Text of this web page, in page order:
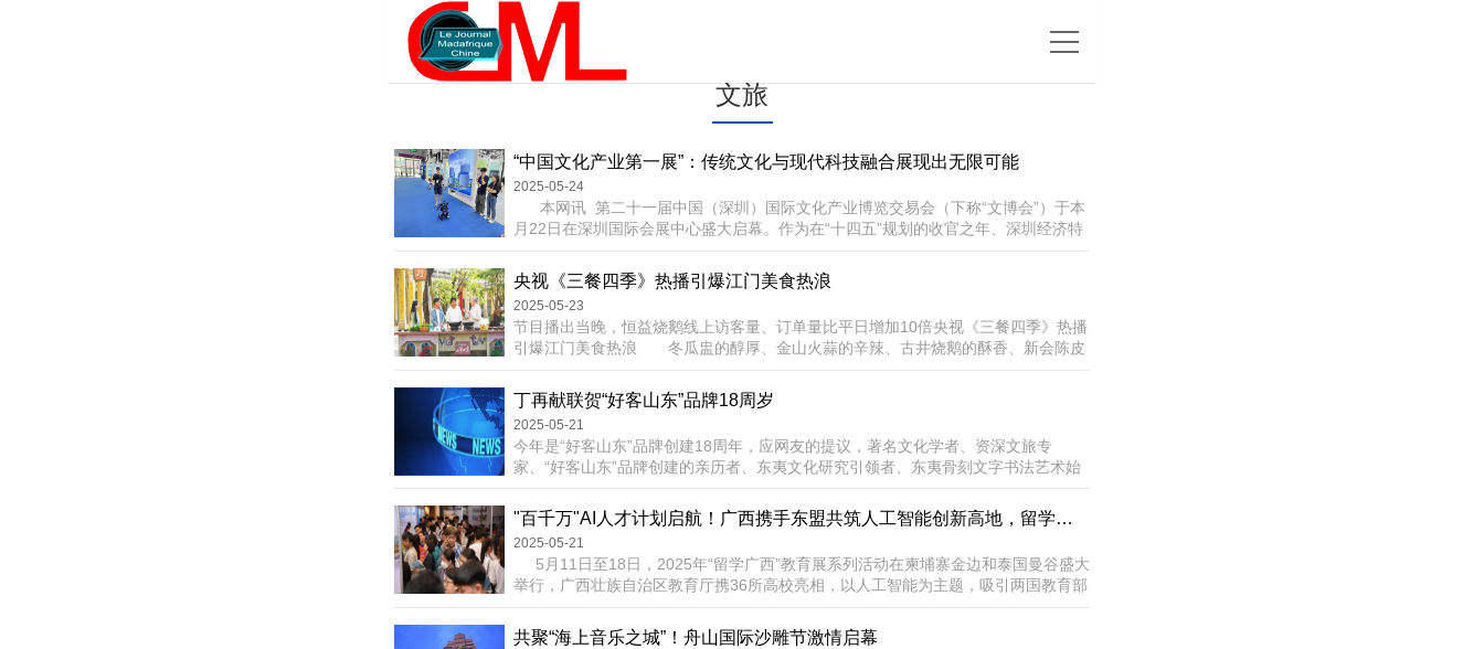
文旅
“中国文化产业第一展”：传统文化与现代科技融合展现出无限可能
2025-05-24
本网讯 第二十一届中国（深圳）国际文化产业博览交易会（下称“文博会”）于本
月22日在深圳国际会展中心盛大启幕。作为在“十四五”规划的收官之年、深圳经济特
大亮点。 文化是人们生活方式的反映。当前，各种新技术的应用已经极大地改变了
人们的生活方式，...
央视《三餐四季》热播引爆江门美食热浪
2025-05-23
节目播出当晚，恒益烧鹅线上访客量、订单量比平日增加10倍央视《三餐四季》热播
引爆江门美食热浪 冬瓜盅的醇厚、金山火蒜的辛辣、古井烧鹅的酥香、新会陈皮
大型美食文旅节目《三餐四季》广东篇在央视播出，让江门的灶台烟火升腾为全国观
众关注的焦点。这座素有“中国侨都”之称的城市，凭借...
丁再献联贺“好客山东”品牌18周岁
2025-05-21
今年是“好客山东”品牌创建18周年，应网友的提议，著名文化学者、资深文旅专
家、“好客山东”品牌创建的亲历者、东夷文化研究引领者、东夷骨刻文字书法艺术始
一副骨刻文字对联：“好客山东十八岁，文明古国五千年。”此联读来也颇有意思，算
是中国最古老的骨刻文字为“好客山东”成人礼的祝贺吧！2007年起，山东在全国率先
打响“好客山东”的...
"百千万"AI人才计划启航！广西携手东盟共筑人工智能创新高地，留学热潮席卷柬泰
2025-05-21
5月11日至18日，2025年“留学广西”教育展系列活动在柬埔寨金边和泰国曼谷盛大
举行，广西壮族自治区教育厅携36所高校亮相，以人工智能为主题，吸引两国教育部
聚焦人工智能，广西展示...
共聚“海上音乐之城”！舟山国际沙雕节激情启幕